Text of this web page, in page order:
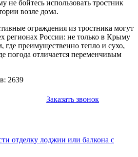
не бойтесь использовать тростник
возле дома.
ограждения из тростника могут
регионах России: не только в Крыму
где преимущественно тепло и сухо,
погода отличается переменчивым
2639
Заказать звонок
отделку лоджии или балкона с